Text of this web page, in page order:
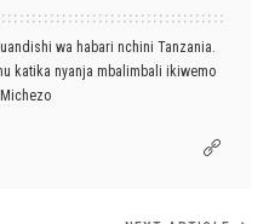
wa habari nchini Tanzania.
katika nyanja mbalimbali ikiwemo